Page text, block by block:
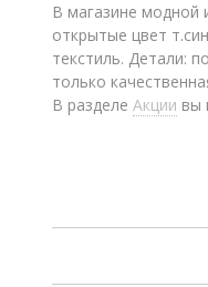
В магазине модной
открытые цвет
текстиль. Детали:
только
В разделе Акции вы